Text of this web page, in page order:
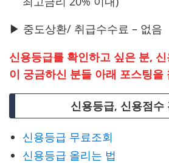
▶ 중도상환/ 취급수수료 – 없음
신용등급를 확인하고 싶은 분,
이 궁금하신 분들 아래 포스팅을
신용등급, 신용점수
신용등급 무료조회
신용등급 올리는 법